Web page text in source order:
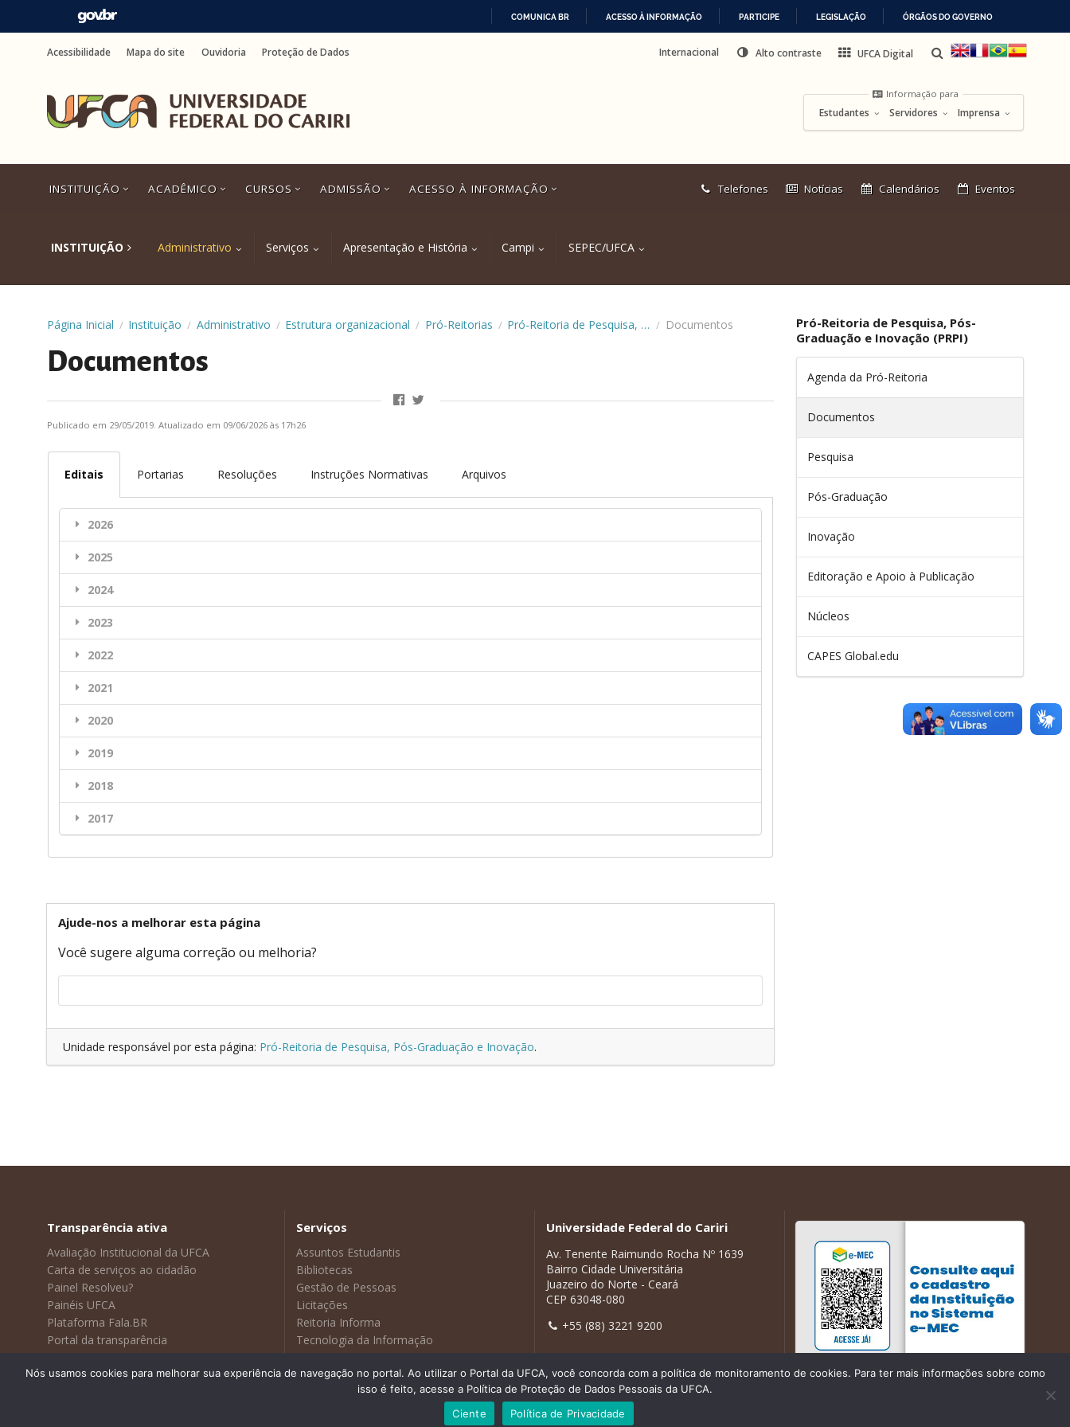
COMUNICA BR ACESSO À INFORMAÇÃO PARTICIPE LEGISLAÇÃO ÓRGÃOS DO GOVERNO
para
para
busca
rodapé
Acessibilidade Mapa do site Ouvidoria Proteção de Dados Internacional Alto contraste UFCA Digital
Informação para
Estudantes Servidores Imprensa
INSTITUIÇÃO ACADÊMICO CURSOS ADMISSÃO ACESSO À INFORMAÇÃO
Link
Telefones Notícias Calendários Eventos
INSTITUIÇÃO Administrativo Serviços Apresentação e História Campi SEPEC/UFCA
Página Inicial / Instituição / Administrativo / Estrutura organizacional / Pró-Reitorias / Pró-Reitoria de Pesquisa, Pós-Graduação e Inovação (PRPI) / Documentos
Documentos
Publicado em 29/05/2019. Atualizado em 09/06/2026 às 17h26
Editais Portarias Resoluções Instruções Normativas Arquivos
2026
2025
2024
2023
2022
2021
2020
2019
2018
2017
Ajude-nos a melhorar esta página
Você sugere alguma correção ou melhoria?
Unidade responsável por esta página: Pró-Reitoria de Pesquisa, Pós-Graduação e Inovação.
Pró-Reitoria de Pesquisa, Pós-
Graduação e Inovação (PRPI)
Agenda da Pró-Reitoria
Documentos
Pesquisa
Pós-Graduação
Inovação
Editoração e Apoio à Publicação
Núcleos
CAPES Global.edu
Transparência ativa
Avaliação Institucional da UFCA
Carta de serviços ao cidadão
Painel Resolveu?
Painéis UFCA
Plataforma Fala.BR
Portal da transparência
Serviços
Assuntos Estudantis
Bibliotecas
Gestão de Pessoas
Licitações
Reitoria Informa
Tecnologia da Informação
Webmail
Universidade Federal do Cariri
Av. Tenente Raimundo Rocha Nº 1639
Bairro Cidade Universitária
Juazeiro do Norte - Ceará
CEP 63048-080
+55 (88) 3221 9200
Nós usamos cookies para melhorar sua experiência de navegação no portal. Ao utilizar o Portal da UFCA, você concorda com a política de monitoramento de cookies. Para ter mais informações sobre como
isso é feito, acesse a Política de Proteção de Dados Pessoais da UFCA.
Ciente
Política de Privacidade